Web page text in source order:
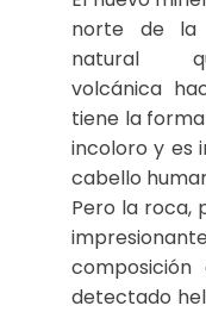
norte de la
natural
volcánica
tiene la
incoloro y es
cabello
Pero la roca,
detectado